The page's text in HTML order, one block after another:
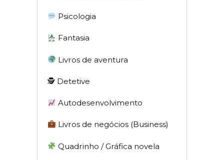
Psicologia
Fantasia
Livros de aventura
🕵 Detetive
Autodesenvolvimento
Livros de negócios (Business)
Quadrinho / Gráfica novela